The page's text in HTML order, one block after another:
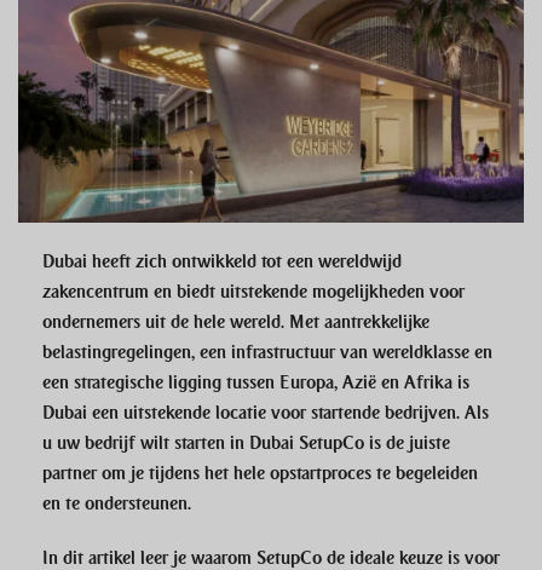
Dubai heeft zich ontwikkeld tot een wereldwijd
zakencentrum en biedt uitstekende mogelijkheden voor
ondernemers uit de hele wereld. Met aantrekkelijke
belastingregelingen, een infrastructuur van wereldklasse en
een strategische ligging tussen Europa, Azië en Afrika is
Dubai een uitstekende locatie voor startende bedrijven. Als
u uw bedrijf wilt starten in Dubai SetupCo is de juiste
partner om je tijdens het hele opstartproces te begeleiden
en te ondersteunen.
In dit artikel leer je waarom SetupCo de ideale keuze is voor